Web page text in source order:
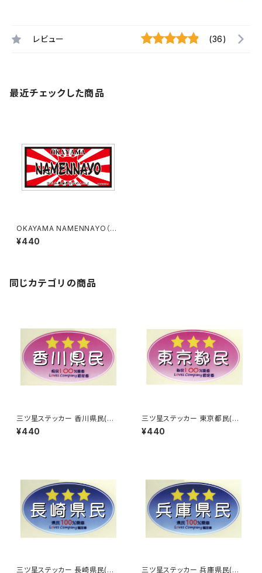
レビュー (36)
最近チェックした商品
OKAYAMA NAMENNAYO（な
めねこ）ご当地ステッカー B-6
¥440
同じカテゴリの商品
三ツ星ステッカー 香川県民(ピ
ンク)
¥440
三ツ星ステッカー 東京都民(ピ
ンク)
¥440
三ツ星ステッカー 長崎県民(ブ 三ツ星ステッカー 兵庫県民(ブ